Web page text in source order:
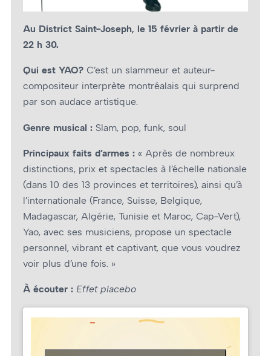
Au District Saint-Joseph, le 15 février à partir de
22 h 30.
Qui est YAO? C’est un slammeur et auteur-
compositeur interprète montréalais qui surprend
par son audace artistique.
Genre musical : Slam, pop, funk, soul
Principaux faits d’armes : « Après de nombreux
distinctions, prix et spectacles à l’échelle nationale
(dans 10 des 13 provinces et territoires), ainsi qu’à
l’internationale (France, Suisse, Belgique,
Madagascar, Algérie, Tunisie et Maroc, Cap-Vert),
Yao, avec ses musiciens, propose un spectacle
personnel, vibrant et captivant, que vous voudrez
voir plus d’une fois. »
À écouter : Effet placebo